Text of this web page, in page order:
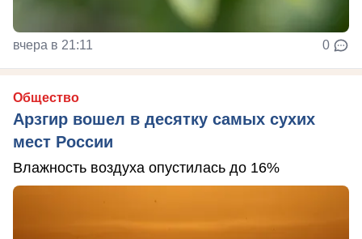
вчера в 21:11 0
Общество
Арзгир вошел в десятку самых сухих
мест России
Влажность воздуха опустилась до 16%